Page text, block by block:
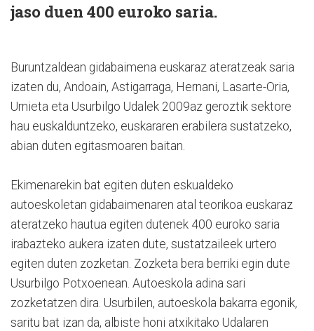
jaso duen 400 euroko saria.
Buruntzaldean gidabaimena euskaraz ateratzeak saria
izaten du, Andoain, Astigarraga, Hernani, Lasarte-Oria,
Urnieta eta Usurbilgo Udalek 2009az geroztik sektore
hau euskalduntzeko, euskararen erabilera sustatzeko,
abian duten egitasmoaren baitan.
Ekimenarekin bat egiten duten eskualdeko
autoeskoletan gidabaimenaren atal teorikoa euskaraz
ateratzeko hautua egiten dutenek 400 euroko saria
irabazteko aukera izaten dute, sustatzaileek urtero
egiten duten zozketan. Zozketa bera berriki egin dute
Usurbilgo Potxoenean. Autoeskola adina sari
zozketatzen dira. Usurbilen, autoeskola bakarra egonik,
saritu bat izan da, albiste honi atxikitako Udalaren